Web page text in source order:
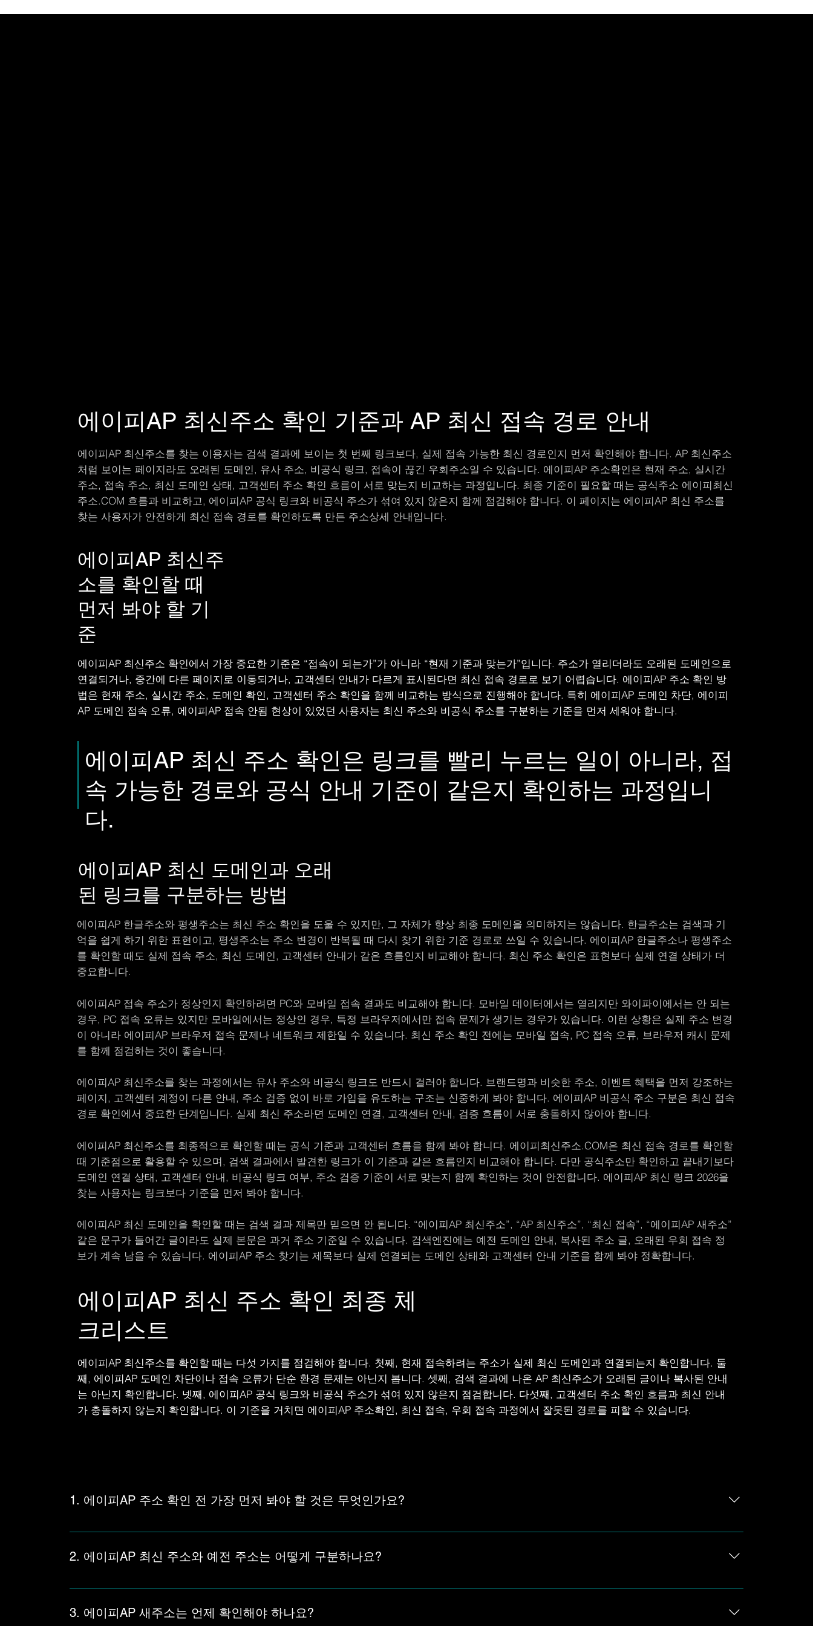
에이피AP 최신주소 확인 기준과 AP 최신 접속 경로 안내
에이피AP 최신주소를 찾는 이용자는 검색 결과에 보이는 첫 번째 링크보다, 실제 접속 가능한 최신 경로인지 먼저 확인해야 합니다. AP 최신주소
처럼 보이는 페이지라도 오래된 도메인, 유사 주소, 비공식 링크, 접속이 끊긴 우회주소일 수 있습니다. 에이피AP 주소확인은 현재 주소, 실시간
주소, 접속 주소, 최신 도메인 상태, 고객센터 주소 확인 흐름이 서로 맞는지 비교하는 과정입니다. 최종 기준이 필요할 때는 공식주소 에이피최신
주소.COM 흐름과 비교하고, 에이피AP 공식 링크와 비공식 주소가 섞여 있지 않은지 함께 점검해야 합니다. 이 페이지는 에이피AP 최신 주소를
찾는 사용자가 안전하게 최신 접속 경로를 확인하도록 만든 주소상세 안내입니다.
에이피AP 최신주
소를 확인할 때
먼저 봐야 할 기
준
에이피AP 최신주소 확인에서 가장 중요한 기준은 “접속이 되는가”가 아니라 “현재 기준과 맞는가”입니다. 주소가 열리더라도 오래된 도메인으로
연결되거나, 중간에 다른 페이지로 이동되거나, 고객센터 안내가 다르게 표시된다면 최신 접속 경로로 보기 어렵습니다. 에이피AP 주소 확인 방
법은 현재 주소, 실시간 주소, 도메인 확인, 고객센터 주소 확인을 함께 비교하는 방식으로 진행해야 합니다. 특히 에이피AP 도메인 차단, 에이피
AP 도메인 접속 오류, 에이피AP 접속 안됨 현상이 있었던 사용자는 최신 주소와 비공식 주소를 구분하는 기준을 먼저 세워야 합니다.
에이피AP 최신 주소 확인은 링크를 빨리 누르는 일이 아니라, 접
속 가능한 경로와 공식 안내 기준이 같은지 확인하는 과정입니
다.
에이피AP 최신 도메인과 오래
된 링크를 구분하는 방법
에이피AP 한글주소와 평생주소는 최신 주소 확인을 도울 수 있지만, 그 자체가 항상 최종 도메인을 의미하지는 않습니다. 한글주소는 검색과 기
억을 쉽게 하기 위한 표현이고, 평생주소는 주소 변경이 반복될 때 다시 찾기 위한 기준 경로로 쓰일 수 있습니다. 에이피AP 한글주소나 평생주소
를 확인할 때도 실제 접속 주소, 최신 도메인, 고객센터 안내가 같은 흐름인지 비교해야 합니다. 최신 주소 확인은 표현보다 실제 연결 상태가 더
중요합니다.
에이피AP 접속 주소가 정상인지 확인하려면 PC와 모바일 접속 결과도 비교해야 합니다. 모바일 데이터에서는 열리지만 와이파이에서는 안 되는
경우, PC 접속 오류는 있지만 모바일에서는 정상인 경우, 특정 브라우저에서만 접속 문제가 생기는 경우가 있습니다. 이런 상황은 실제 주소 변경
이 아니라 에이피AP 브라우저 접속 문제나 네트워크 제한일 수 있습니다. 최신 주소 확인 전에는 모바일 접속, PC 접속 오류, 브라우저 캐시 문제
를 함께 점검하는 것이 좋습니다.
에이피AP 최신주소를 찾는 과정에서는 유사 주소와 비공식 링크도 반드시 걸러야 합니다. 브랜드명과 비슷한 주소, 이벤트 혜택을 먼저 강조하는
페이지, 고객센터 계정이 다른 안내, 주소 검증 없이 바로 가입을 유도하는 구조는 신중하게 봐야 합니다. 에이피AP 비공식 주소 구분은 최신 접속
경로 확인에서 중요한 단계입니다. 실제 최신 주소라면 도메인 연결, 고객센터 안내, 검증 흐름이 서로 충돌하지 않아야 합니다.
에이피AP 최신주소를 최종적으로 확인할 때는 공식 기준과 고객센터 흐름을 함께 봐야 합니다. 에이피최신주소.COM은 최신 접속 경로를 확인할
때 기준점으로 활용할 수 있으며, 검색 결과에서 발견한 링크가 이 기준과 같은 흐름인지 비교해야 합니다. 다만 공식주소만 확인하고 끝내기보다
도메인 연결 상태, 고객센터 안내, 비공식 링크 여부, 주소 검증 기준이 서로 맞는지 함께 확인하는 것이 안전합니다. 에이피AP 최신 링크 2026을
찾는 사용자는 링크보다 기준을 먼저 봐야 합니다.
에이피AP 최신 도메인을 확인할 때는 검색 결과 제목만 믿으면 안 됩니다. “에이피AP 최신주소”, “AP 최신주소”, “최신 접속”, “에이피AP 새주소”
같은 문구가 들어간 글이라도 실제 본문은 과거 주소 기준일 수 있습니다. 검색엔진에는 예전 도메인 안내, 복사된 주소 글, 오래된 우회 접속 정
보가 계속 남을 수 있습니다. 에이피AP 주소 찾기는 제목보다 실제 연결되는 도메인 상태와 고객센터 안내 기준을 함께 봐야 정확합니다.
에이피AP 최신 주소 확인 최종 체
크리스트
에이피AP 최신주소를 확인할 때는 다섯 가지를 점검해야 합니다. 첫째, 현재 접속하려는 주소가 실제 최신 도메인과 연결되는지 확인합니다. 둘
째, 에이피AP 도메인 차단이나 접속 오류가 단순 환경 문제는 아닌지 봅니다. 셋째, 검색 결과에 나온 AP 최신주소가 오래된 글이나 복사된 안내
는 아닌지 확인합니다. 넷째, 에이피AP 공식 링크와 비공식 주소가 섞여 있지 않은지 점검합니다. 다섯째, 고객센터 주소 확인 흐름과 최신 안내
가 충돌하지 않는지 확인합니다. 이 기준을 거치면 에이피AP 주소확인, 최신 접속, 우회 접속 과정에서 잘못된 경로를 피할 수 있습니다.
1. 에이피AP 주소 확인 전 가장 먼저 봐야 할 것은 무엇인가요?
에이피AP 주소를 확인할 때는 검색 결과에 보이는 링크보다 현재 접속 가능한 최신 주소인지 먼저 확인해야 합니다. 예전 도메인, 저장된 북마크, 외부 안내 링크
2. 에이피AP 최신 주소와 예전 주소는 어떻게 구분하나요?
에이피AP 최신 주소는 현재 접속 가능한 도메인 기준으로 확인해야 합니다. 예전 주소는 검색 결과나 저장된 링크에 남아 있을 수 있으며, 접속 화면이 다르거나
3. 에이피AP 새주소는 언제 확인해야 하나요?